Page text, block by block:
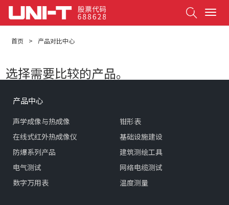
T
o
首页 > 产品对比中心
选择需要比较的产品。
产品中心
声学成像与热成像
在线式红外热成像仪
防爆系列产品
电气测试
数字万用表
钳形表
基础设施建设
建筑测绘工具
网络电缆测试
温度测量